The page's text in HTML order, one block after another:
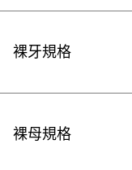
裸牙規格
裸母規格